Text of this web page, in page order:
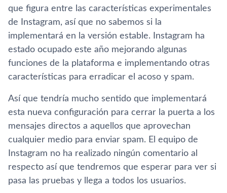
que figura entre las características experimentales
de Instagram, así que no sabemos si la
implementará en la versión estable. Instagram ha
estado ocupado este año mejorando algunas
funciones de la plataforma e implementando otras
características para erradicar el acoso y spam.
Así que tendría mucho sentido que implementará
esta nueva configuración para cerrar la puerta a los
mensajes directos a aquellos que aprovechan
cualquier medio para enviar spam. El equipo de
Instagram no ha realizado ningún comentario al
respecto así que tendremos que esperar para ver si
pasa las pruebas y llega a todos los usuarios.